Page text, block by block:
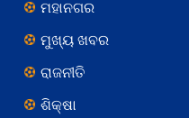
ମହାନଗର
ମୁଖ୍ୟ ଖବର
ରାଜନୀତି
ଶିକ୍ଷା